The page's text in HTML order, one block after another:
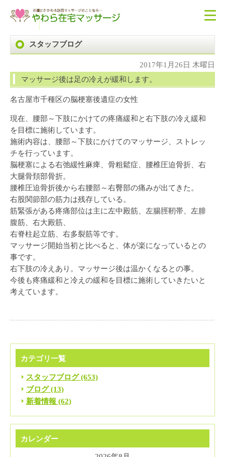
スタッフブログ
2017年1月26日 木曜日
マッサージ後は足の冷えが緩和します。
名古屋市千種区の脳梗塞後遺症の女性
現在、腰部～下肢にかけての疼痛緩和と右下肢の冷え緩和
を目標に施術しています。
施術内容は、腰部～下肢にかけてのマッサージ、ストレッ
チを行っています。
脳梗塞による右弛緩性麻痺、骨粗鬆症、腰椎圧迫骨折、右
大腿骨頚部骨折。
腰椎圧迫骨折後から右腰部～右臀部の痛みが出てきた。
右股関節部の筋力は残存している。
筋緊張がある疼痛部位は主に左中殿筋、左腸脛靭帯、左腓
腹筋、右大殿筋、
右脊柱起立筋、右多裂筋等です。
マッサージ開始当初と比べると、体が楽になっているとの
事です。
右下肢の冷えあり。マッサージ後は温かくなるとの事。
今後も疼痛緩和と冷えの緩和を目標に施術していきたいと
考えています。
カテゴリ一覧
スタッフブログ (653)
ブログ (13)
新着情報 (62)
カレンダー